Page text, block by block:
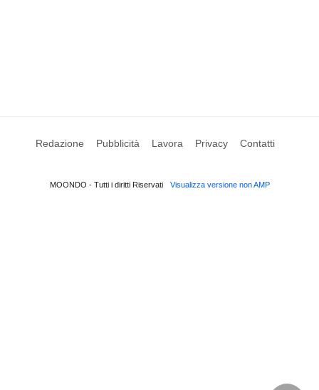
Redazione Pubblicità Lavora Privacy Contatti
MOONDO - Tutti i diritti Riservati Visualizza versione non AMP